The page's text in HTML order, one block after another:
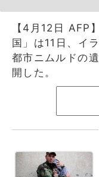
【4月12日 AFP
国」は11日、イ
都市ニムルドの
開した。